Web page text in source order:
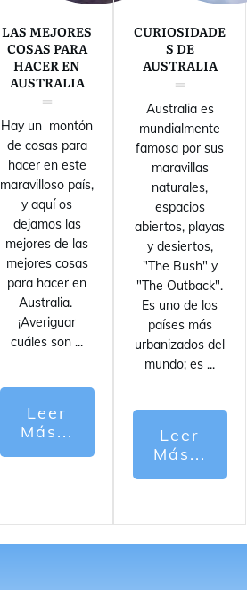
LAS MEJORES
COSAS PARA
HACER EN
AUSTRALIA
Hay un montón
de cosas para
hacer en este
maravilloso país,
y aquí os
dejamos las
mejores de las
mejores cosas
para hacer en
Australia.
¡Averiguar
cuáles son ...
Leer
Más...
CURIOSIDADE
S DE
AUSTRALIA
Australia es
mundialmente
famosa por sus
maravillas
naturales,
espacios
abiertos, playas
y desiertos,
"The Bush" y
"The Outback".
Es uno de los
países más
urbanizados del
mundo; es ...
Leer
Más...